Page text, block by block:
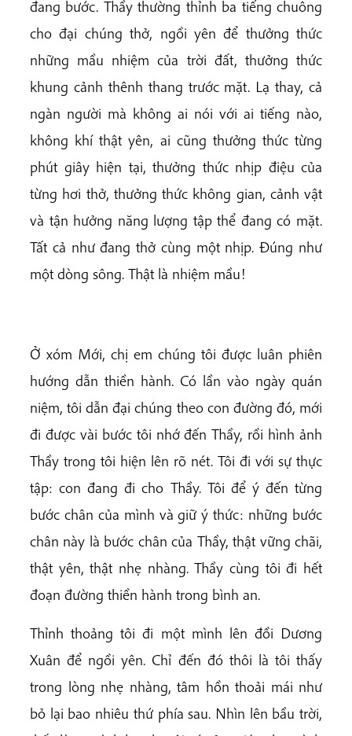
đang bước. Thầy thường thỉnh ba tiếng chuông
cho đại chúng thở, ngồi yên để thưởng thức
những mầu nhiệm của trời đất, thưởng thức
khung cảnh thênh thang trước mặt. Lạ thay, cả
ngàn người mà không ai nói với ai tiếng nào,
không khí thật yên, ai cũng thưởng thức từng
phút giây hiện tại, thưởng thức nhịp điệu của
từng hơi thở, thưởng thức không gian, cảnh vật
và tận hưởng năng lượng tập thể đang có mặt.
Tất cả như đang thở cùng một nhịp. Đúng như
một dòng sông. Thật là nhiệm mầu!
Ở xóm Mới, chị em chúng tôi được luân phiên
hướng dẫn thiền hành. Có lần vào ngày quán
niệm, tôi dẫn đại chúng theo con đường đó, mới
đi được vài bước tôi nhớ đến Thầy, rồi hình ảnh
Thầy trong tôi hiện lên rõ nét. Tôi đi với sự thực
tập: con đang đi cho Thầy. Tôi để ý đến từng
bước chân của mình và giữ ý thức: những bước
chân này là bước chân của Thầy, thật vững chãi,
thật yên, thật nhẹ nhàng. Thầy cùng tôi đi hết
đoạn đường thiền hành trong bình an.
Thỉnh thoảng tôi đi một mình lên đồi Dương
Xuân để ngồi yên. Chỉ đến đó thôi là tôi thấy
trong lòng nhẹ nhàng, tâm hồn thoải mái như
bỏ lại bao nhiêu thứ phía sau. Nhìn lên bầu trời,